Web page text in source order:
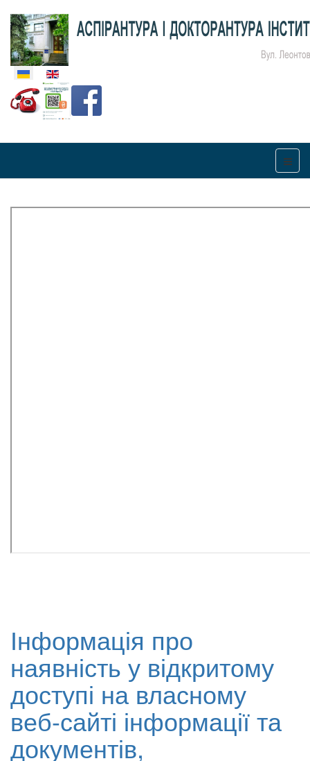
Оберіть свою мову
Інформація про
наявність у відкритому
доступі на власному
веб-сайті інформації та
документів,